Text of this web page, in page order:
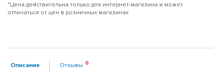
*Цена действительна только для интернет-магазина и может
отличаться от цен в розничных магазинах
Описание Отзывы